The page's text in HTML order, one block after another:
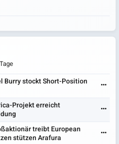
Burry stockt Short-Position
Projekt erreicht
treibt European
stützen Arafura